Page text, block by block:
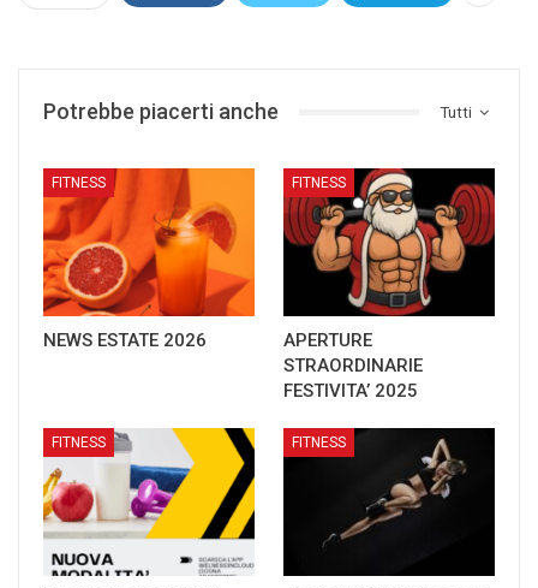
Tutti
Potrebbe piacerti anche
FITNESS
NEWS ESTATE 2026
FITNESS
APERTURE
STRAORDINARIE
FESTIVITA’ 2025
FITNESS FITNESS